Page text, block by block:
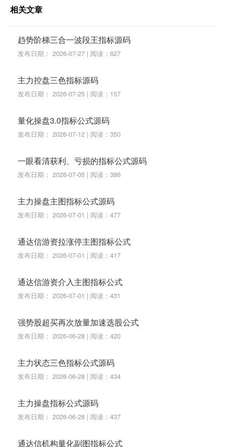
相关文章
趋势阶梯三合一波段王指标源码
发布日期： 2026-07-27 | 阅读：627
主力控盘三色指标源码
发布日期： 2026-07-25 | 阅读：157
量化操盘3.0指标公式源码
发布日期： 2026-07-12 | 阅读：350
一眼看清获利、亏损的指标公式源码
发布日期： 2026-07-05 | 阅读：386
主力操盘主图指标公式源码
发布日期： 2026-07-01 | 阅读：477
通达信游资拉涨停主图指标公式
发布日期： 2026-07-01 | 阅读：417
通达信游资介入主图指标公式
发布日期： 2026-07-01 | 阅读：431
强势股超买再次放量加速选股公式
发布日期： 2026-06-28 | 阅读：420
主力状态三色指标公式源码
发布日期： 2026-06-28 | 阅读：434
主力操盘指标公式源码
发布日期： 2026-06-28 | 阅读：437
通达信机构量化副图指标公式